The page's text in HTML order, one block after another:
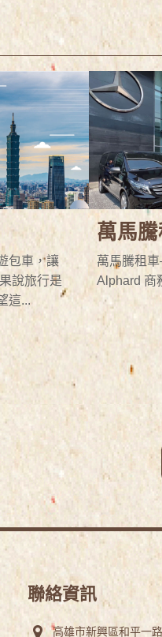
包車，讓
說旅行是
這...
萬馬
萬馬騰租
Alphard 商
聯絡資訊
高雄市新興區和平一